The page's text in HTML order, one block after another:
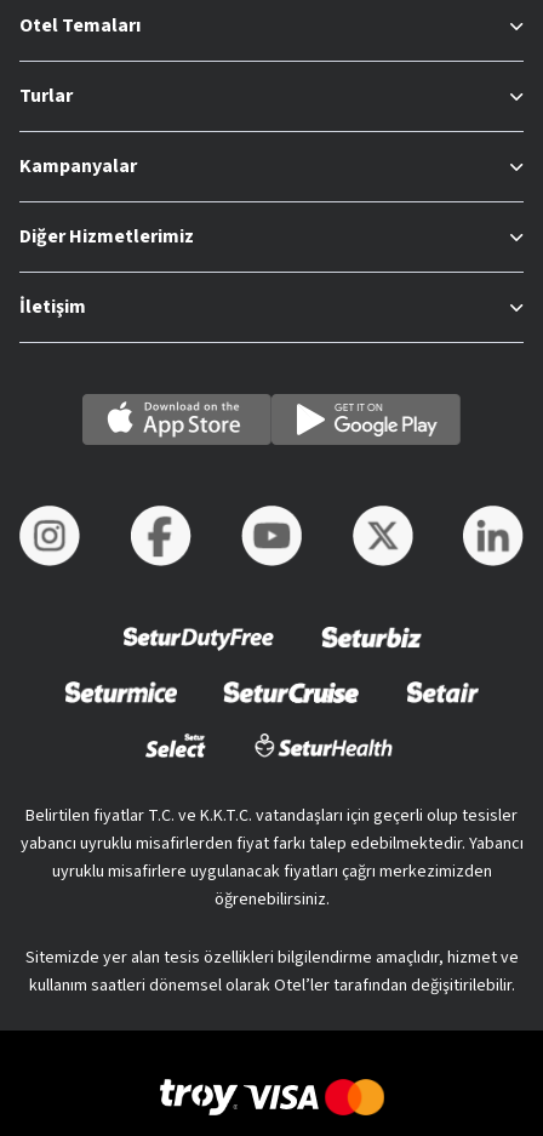
Otel Temaları
Turlar
Kampanyalar
Diğer Hizmetlerimiz
İletişim
Belirtilen fiyatlar T.C. ve K.K.T.C. vatandaşları için geçerli olup tesisler
yabancı uyruklu misafirlerden fiyat farkı talep edebilmektedir. Yabancı
uyruklu misafirlere uygulanacak fiyatları çağrı merkezimizden
öğrenebilirsiniz.
Sitemizde yer alan tesis özellikleri bilgilendirme amaçlıdır, hizmet ve
kullanım saatleri dönemsel olarak Otel’ler tarafından değişitirilebilir.